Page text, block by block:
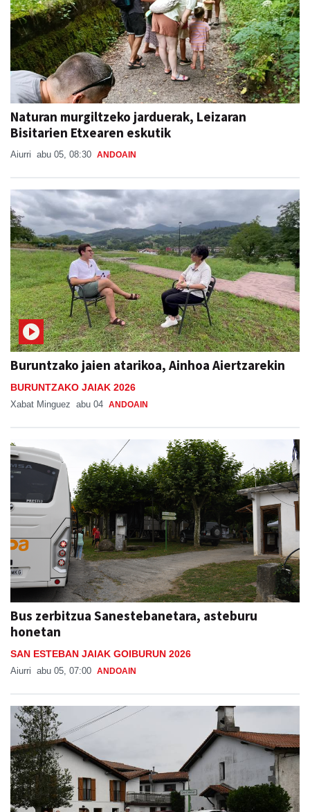
Naturan murgiltzeko jarduerak, Leizaran
Bisitarien Etxearen eskutik
Aiurri abu 05, 08:30 ANDOAIN
Buruntzako jaien atarikoa, Ainhoa Aiertzarekin
BURUNTZAKO JAIAK 2026
Xabat Minguez abu 04 ANDOAIN
Bus zerbitzua Sanestebanetara, asteburu
honetan
SAN ESTEBAN JAIAK GOIBURUN 2026
Aiurri abu 05, 07:00 ANDOAIN